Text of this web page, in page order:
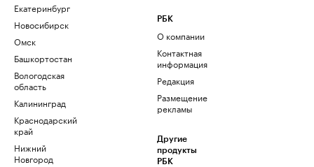
Екатеринбург
Новосибирск
Омск
Башкортостан
Вологодская
область
Калининград
Краснодарский
край
Нижний
Новгород
РБК
О компании
Контактная
информация
Редакция
Размещение
рекламы
Другие
продукты
РБК